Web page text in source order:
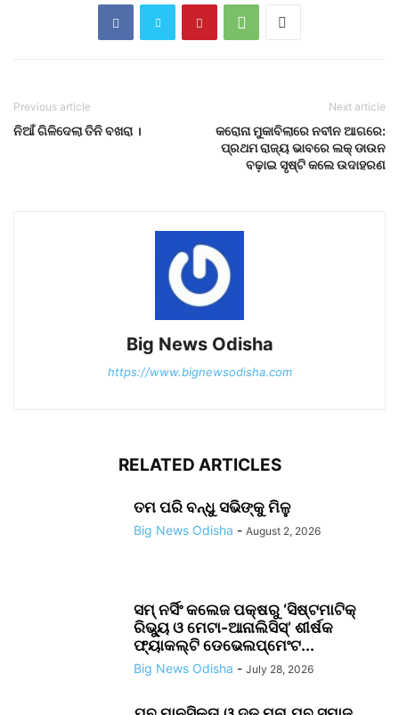
Previous article
ନିଆଁ ଗିଳିଦେଲା ତିନି ବଖରା ।
Next article
କରୋନା ମୁକାବିଲାରେ ନବୀନ ଆଗରେ:
ପ୍ରଥମ ରାଜ୍ୟ ଭାବରେ ଲକ୍ ଡାଉନ
ବଢ଼ାଇ ସୃଷ୍ଟି କଲେ ଉଦାହରଣ
Big News Odisha
https://www.bignewsodisha.com
RELATED ARTICLES
ତମ ପରି ବନ୍ଧୁ ସଭିଙ୍କୁ ମିଳୁ
Big News Odisha - August 2, 2026
ସମ୍ ନର୍ସିଂ କଲେଜ ପକ୍ଷରୁ ‘ସିଷ୍ଟମାଟିକ୍
ରିଭ୍ୟୁ ଓ ମେଟା-ଆନାଲିସିସ୍‌’ ଶୀର୍ଷକ
ଫ୍ୟାକଲ୍ଟି ଡେଭେଲପ୍‌ମେଂଟ...
Big News Odisha - July 28, 2026